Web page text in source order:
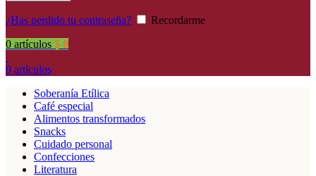
¿Has perdido tu contraseña?
Recordarme
0 artículos $ 0
0 artículos
Soberanía Etílica
Café especial
Alimentos transformados
Snacks
Cuidado personal
Confecciones
Literatura